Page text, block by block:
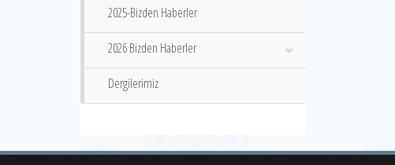
2025-Bizden Haberler
2026 Bizden Haberler
Dergilerimiz